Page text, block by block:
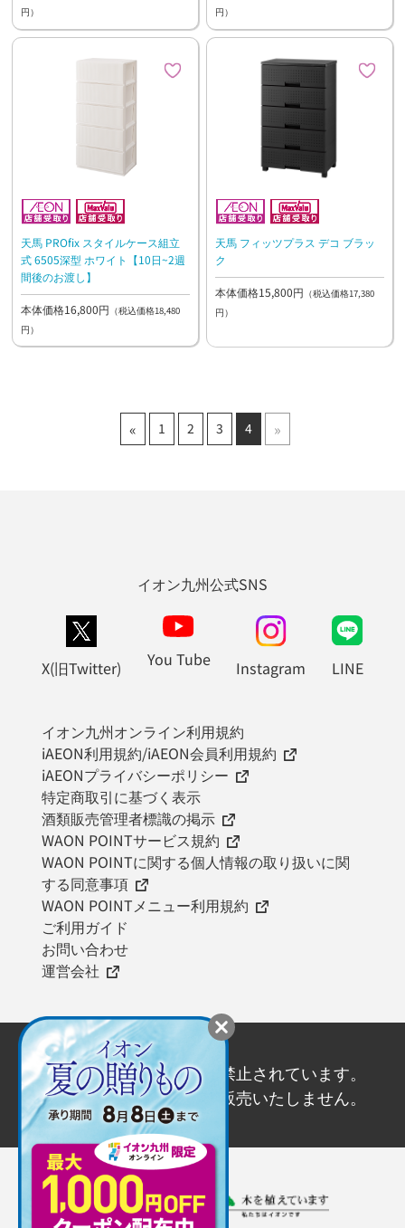
円）
円）
天馬 PROfix スタイルケース組立
式 6505深型 ホワイト【10日~2週
間後のお渡し】
本体価格16,800円 （税込価格18,480
円）
天馬 フィッツプラス デコ ブラッ
ク
本体価格15,800円 （税込価格17,380
円）
« 1 2 3 4 »
イオン九州公式SNS
X(旧Twitter) You Tube Instagram LINE
イオン九州オンライン利用規約
iAEON利用規約/iAEON会員利用規約
iAEONプライバシーポリシー
特定商取引に基づく表示
酒類販売管理者標識の掲示
WAON POINTサービス規約
WAON POINTに関する個人情報の取り扱いに関
する同意事項
WAON POINTメニュー利用規約
ご利用ガイド
お問い合わせ
運営会社
20歳未満の飲酒は法律で禁止されています。
20歳未満の方にはお酒を販売いたしません。